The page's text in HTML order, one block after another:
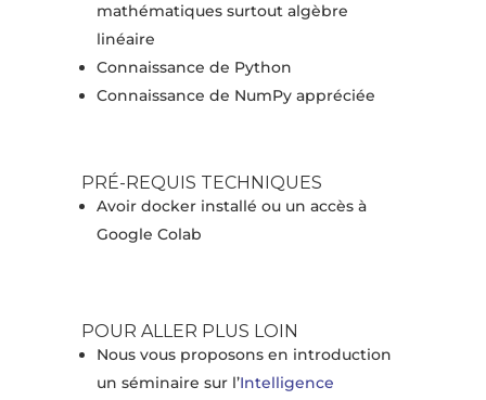
mathématiques surtout algèbre
linéaire
Connaissance de Python
Connaissance de NumPy appréciée
PRÉ-REQUIS TECHNIQUES
Avoir docker installé ou un accès à
Google Colab
POUR ALLER PLUS LOIN
Nous vous proposons en introduction
un séminaire sur l’Intelligence